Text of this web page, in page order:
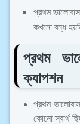
প্রথম
কখনো বন্ধ
প্রথম
ক্যাপশন
প্রথম
কোনো স্বার্থ